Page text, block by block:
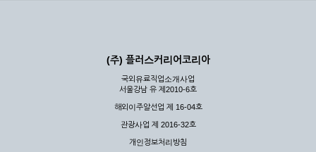
공할 수 있도록 최선의 노력을 다하여야 합니다.
게 누설, 배포하여서는 안됩니다. 다만, 관계법령에 의하여 국가
기관 등의 합법적인 요구가 있는 경우에는 해당 되지 않습니다.
③ 회사는 이용자로부터 제기되는 의견이나 불만이 정당하다고
인정할 경우에는 즉시 처리하여야 하며, 즉시 처리가 곤란한 경
우 그 처리를 위해 노력해야 합니다.
(주) 플러스커리어코리아
국외유료직업소개사업
서울강남 유 제2010-6호
해외이주알선업 제 16-04호
관광사업 제 2016-32호
개인정보처리방침